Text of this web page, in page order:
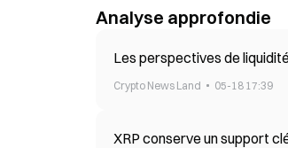
Analyse approfondie
Les perspectives de
Crypto News Land 05-18 17:39
XRP conserve un support